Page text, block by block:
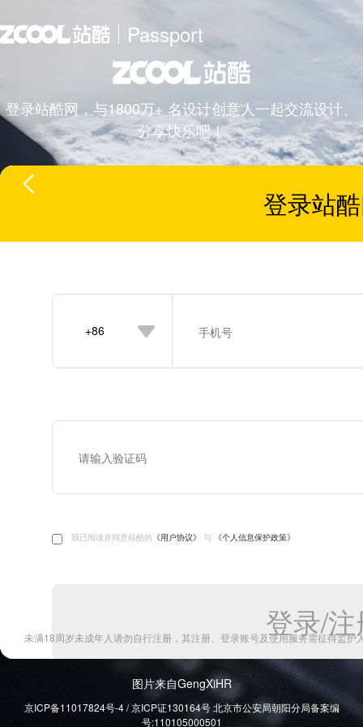
Passport
登录站酷网，与1800万+ 名设计创意人一起交流设计、
分享快乐吧！
图片来自GengXiHR
京ICP备11017824号-4 / 京ICP证130164号 北京市公安局朝阳分局备案编
号:110105000501